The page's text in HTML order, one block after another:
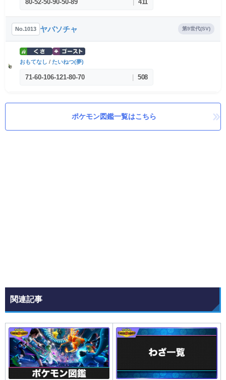
80-52-50-90-50-89 411
No.1013 ヤバソチャ 第9世代(SV)
おもてなし / たいねつ(夢)
71-60-106-121-80-70 | 508
ポケモン図鑑一覧はこちら
関連記事